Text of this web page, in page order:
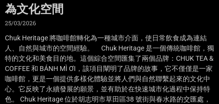
為文化空間
25/03/2026
Chuk Heritage 將咖啡館轉化為一種城市介面，使日常飲食成為連結
人、自然與城市的空間經驗。 Chuk Heritage 是一個傳統咖啡館，獨
特的文化和美食目的地。這個綜合空間匯集了兩個品牌：CHUK TEA &
COFFEE 和 BÁNH MÌ ƠI，該項目闡明了品牌的故事，它不僅僅是一家
咖啡館，更是一個提供多樣化體驗並將人們與自然聯繫起來的文化中
心。它反映了永續發展的願景，並有助於在快速城市化過程中保持特
色。 Chuk Heritage 位於胡志明市草田區38 號街與春水路的交匯處，